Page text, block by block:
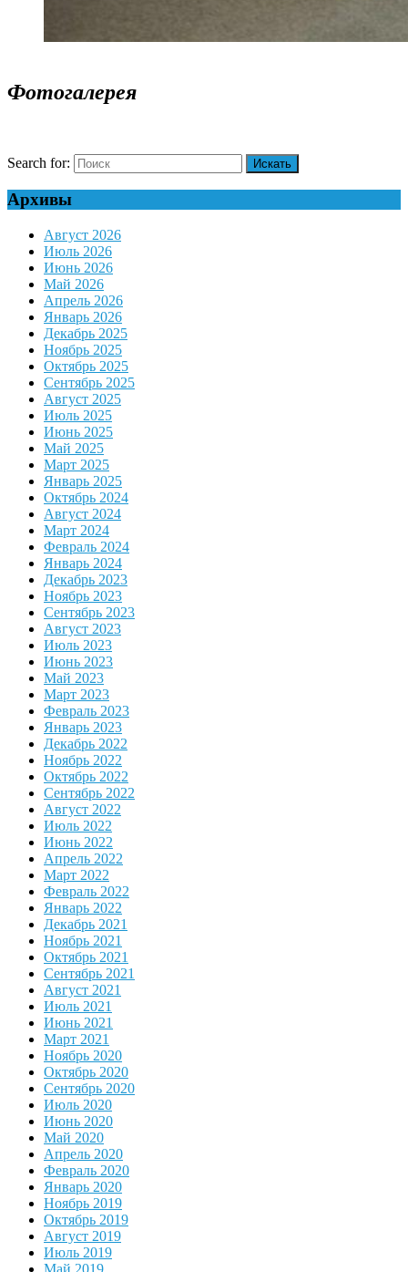
Фотогалерея
Search for:
Архивы
Август 2026
Июль 2026
Июнь 2026
Май 2026
Апрель 2026
Январь 2026
Декабрь 2025
Ноябрь 2025
Октябрь 2025
Сентябрь 2025
Август 2025
Июль 2025
Июнь 2025
Май 2025
Март 2025
Январь 2025
Октябрь 2024
Август 2024
Март 2024
Февраль 2024
Январь 2024
Декабрь 2023
Ноябрь 2023
Сентябрь 2023
Август 2023
Июль 2023
Июнь 2023
Май 2023
Март 2023
Февраль 2023
Январь 2023
Декабрь 2022
Ноябрь 2022
Октябрь 2022
Сентябрь 2022
Август 2022
Июль 2022
Июнь 2022
Апрель 2022
Март 2022
Февраль 2022
Январь 2022
Декабрь 2021
Ноябрь 2021
Октябрь 2021
Сентябрь 2021
Август 2021
Июль 2021
Июнь 2021
Март 2021
Ноябрь 2020
Октябрь 2020
Сентябрь 2020
Июль 2020
Июнь 2020
Май 2020
Апрель 2020
Февраль 2020
Январь 2020
Ноябрь 2019
Октябрь 2019
Август 2019
Июль 2019